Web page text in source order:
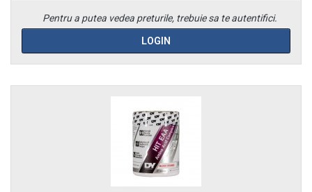
Pentru a putea vedea preturile, trebuie sa te autentifici.
LOGIN